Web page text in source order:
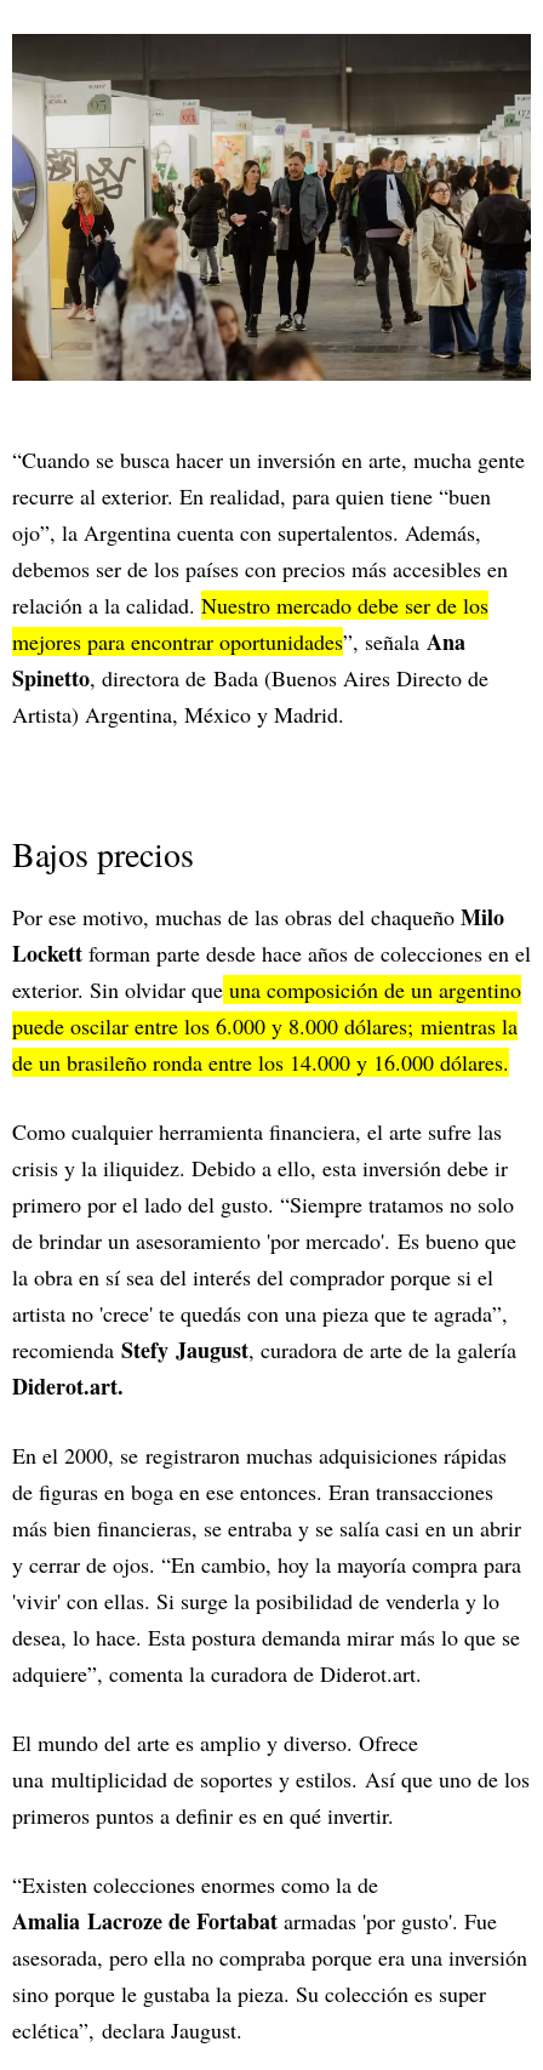
“Cuando se busca hacer un inversión en arte, mucha gente
recurre al exterior. En realidad, para quien tiene “buen
ojo”, la Argentina cuenta con supertalentos. Además,
debemos ser de los países con precios más accesibles en
relación a la calidad. Nuestro mercado debe ser de los
mejores para encontrar oportunidades”, señala Ana
Spinetto, directora de Bada (Buenos Aires Directo de
Artista) Argentina, México y Madrid.
Bajos precios
Por ese motivo, muchas de las obras del chaqueño Milo
Lockett forman parte desde hace años de colecciones en el
exterior. Sin olvidar que una composición de un argentino
puede oscilar entre los 6.000 y 8.000 dólares; mientras la
de un brasileño ronda entre los 14.000 y 16.000 dólares.
Como cualquier herramienta financiera, el arte sufre las
crisis y la iliquidez. Debido a ello, esta inversión debe ir
primero por el lado del gusto. “Siempre tratamos no solo
de brindar un asesoramiento 'por mercado'. Es bueno que
la obra en sí sea del interés del comprador porque si el
artista no 'crece' te quedás con una pieza que te agrada”,
recomienda Stefy Jaugust, curadora de arte de la galería
Diderot.art.
En el 2000, se registraron muchas adquisiciones rápidas
de figuras en boga en ese entonces. Eran transacciones
más bien financieras, se entraba y se salía casi en un abrir
y cerrar de ojos. “En cambio, hoy la mayoría compra para
'vivir' con ellas. Si surge la posibilidad de venderla y lo
desea, lo hace. Esta postura demanda mirar más lo que se
adquiere”, comenta la curadora de Diderot.art.
El mundo del arte es amplio y diverso. Ofrece
una multiplicidad de soportes y estilos. Así que uno de los
primeros puntos a definir es en qué invertir.
“Existen colecciones enormes como la de
Amalia Lacroze de Fortabat armadas 'por gusto'. Fue
asesorada, pero ella no compraba porque era una inversión
sino porque le gustaba la pieza. Su colección es super
eclética”, declara Jaugust.